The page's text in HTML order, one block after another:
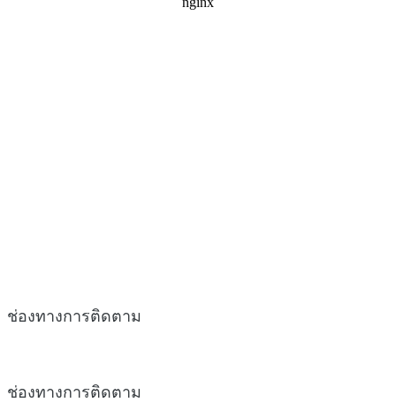
ช่องทางการติดตาม
ช่องทางการติดตาม